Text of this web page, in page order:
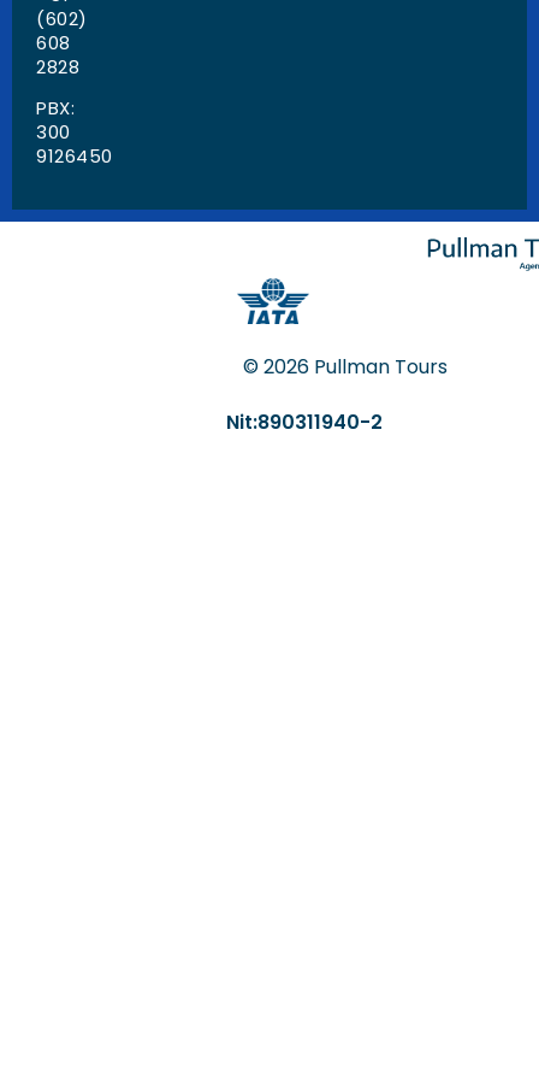
(602)
608
2828
PBX:
300
9126450
© 2026 Pullman Tours
Nit:890311940-2